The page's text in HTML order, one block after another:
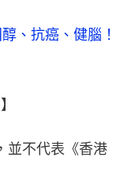
、抗癌、健腦！
並不代表《香港